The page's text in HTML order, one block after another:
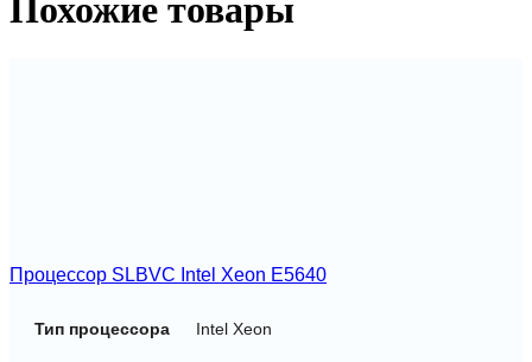
Похожие товары
Процессор SLBVC Intel Xeon E5640
Тип процессора Intel Xeon